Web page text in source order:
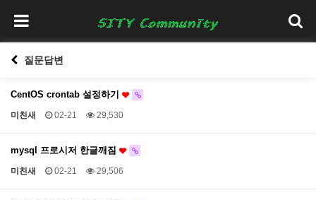
질문답변
CentOS crontab 설정하기
미친새 02-21 29,530
mysql 프로시저 한글깨짐
미친새 02-21 29,506